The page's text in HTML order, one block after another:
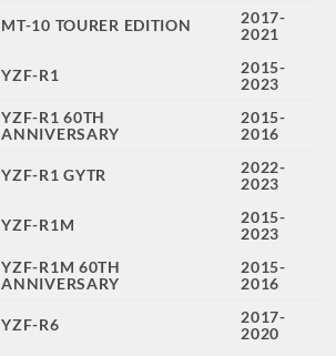
MT-10 TOURER EDITION
2017-
2021
YZF-R1
2015-
2023
YZF-R1 60TH
ANNIVERSARY
2015-
2016
YZF-R1 GYTR
2022-
2023
YZF-R1M
2015-
2023
YZF-R1M 60TH
ANNIVERSARY
2015-
2016
YZF-R6
2017-
2020